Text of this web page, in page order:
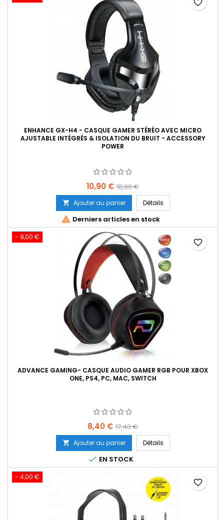
ENHANCE GX-H4 - CASQUE GAMER STÉRÉO AVEC MICRO
AJUSTABLE INTÉGRÉS & ISOLATION DU BRUIT - ACCESSORY
POWER
Prix
10,90 € Prix
de
base
18,90 €
 Ajouter au panier Détails
 Derniers articles en stock
favorite_border
- 9,00 €
ADVANCE GAMING- CASQUE AUDIO GAMER RGB POUR XBOX
ONE, PS4, PC, MAC, SWITCH
Prix
8,40 € Prix
de
base
17,40 €
 Ajouter au panier Détails
 EN STOCK
favorite_border
- 4,00 €
favorite_border